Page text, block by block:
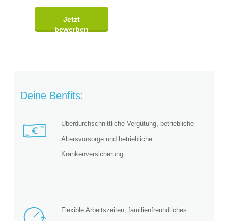
Jetzt
bewerben
Deine Benfits:
Überdurchschnittliche Vergütung, betriebliche
Altersvorsorge und betriebliche
Krankenversicherung
Flexible Arbeitszeiten, familienfreundliches